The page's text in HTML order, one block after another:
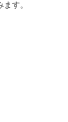
す。